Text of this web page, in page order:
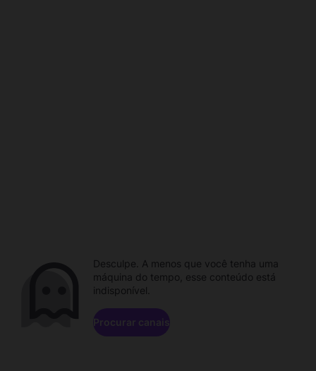
Desculpe. A menos que você tenha uma
máquina do tempo, esse conteúdo está
indisponível.
Procurar canais